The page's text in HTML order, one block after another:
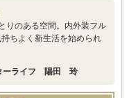
りのある空間。内外装フル
ちよく新生活を始められ
ーライフ 陽田 玲